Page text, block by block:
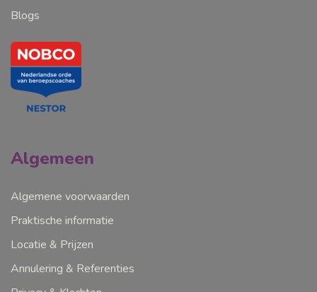
Blogs
Algemeen
Algemene voorwaarden
Praktische informatie
Locatie & Prijzen
Annulering & Referenties